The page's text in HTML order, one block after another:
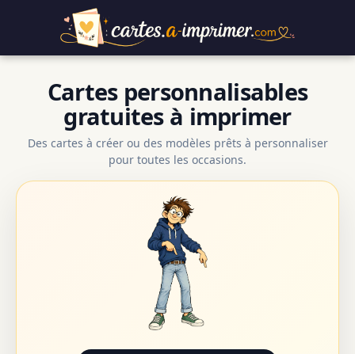
Cartes personnalisables
gratuites à imprimer
Des cartes à créer ou des modèles prêts à personnaliser
pour toutes les occasions.